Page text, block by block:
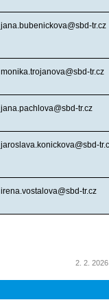
jana.bubenickova@sbd-tr.cz
monika.trojanova@sbd-tr.cz
jana.pachlova@sbd-tr.cz
jaroslava.konickova@sbd-
irena.vostalova@sbd-tr.cz
2. 2.